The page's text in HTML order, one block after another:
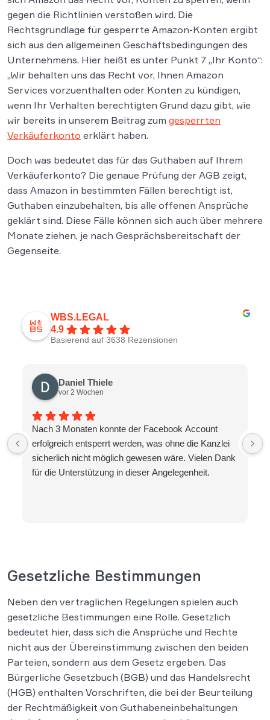
gegen die Richtlinien verstoßen wird. Die
Rechtsgrundlage für gesperrte Amazon-Konten ergibt
sich aus den allgemeinen Geschäftsbedingungen des
Unternehmens. Hier heißt es unter Punkt 7 „Ihr Konto“:
„Wir behalten uns das Recht vor, Ihnen Amazon
Services vorzuenthalten oder Konten zu kündigen,
wenn Ihr Verhalten berechtigten Grund dazu gibt, wie
wir bereits in unserem Beitrag zum gesperrten
Verkäuferkonto erklärt haben.
Doch was bedeutet das für das Guthaben auf Ihrem
Verkäuferkonto? Die genaue Prüfung der AGB zeigt,
dass Amazon in bestimmten Fällen berechtigt ist,
Guthaben einzubehalten, bis alle offenen Ansprüche
geklärt sind. Diese Fälle können sich auch über mehrere
Monate ziehen, je nach Gesprächsbereitschaft der
Gegenseite.
WBS.LEGAL
4.9
Basierend auf 3638 Rezensionen
Daniel Thiele
vor 2 Wochen
Nach 3 Monaten konnte der Facebook Account
erfolgreich entsperrt werden, was ohne die Kanzlei
sicherlich nicht möglich gewesen wäre. Vielen Dank
für die Unterstützung in dieser Angelegenheit.
Gesetzliche Bestimmungen
Neben den vertraglichen Regelungen spielen auch
gesetzliche Bestimmungen eine Rolle. Gesetzlich
bedeutet hier, dass sich die Ansprüche und Rechte
nicht aus der Übereinstimmung zwischen den beiden
Parteien, sondern aus dem Gesetz ergeben. Das
Bürgerliche Gesetzbuch (BGB) und das Handelsrecht
(HGB) enthalten Vorschriften, die bei der Beurteilung
der Rechtmäßigkeit von Guthabeneinbehaltungen